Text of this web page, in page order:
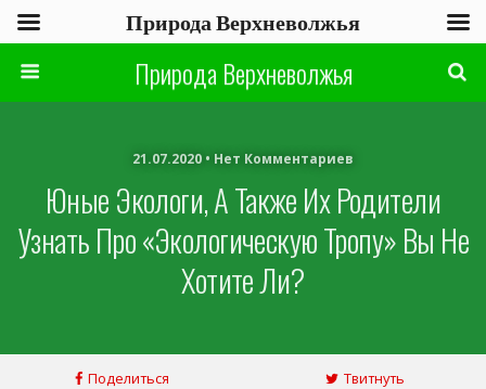
Природа Верхневолжья
21.07.2020 • Нет Комментариев
Юные Экологи, А Также Их Родители
Узнать Про «Экологическую Тропу» Вы Не
Хотите Ли?
Поделиться Твитнуть
Природа Верхневолжья